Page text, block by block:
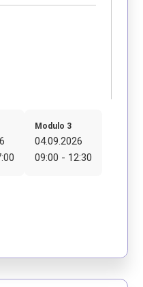
Modulo 3
04.09.2026
09:00 - 12:30